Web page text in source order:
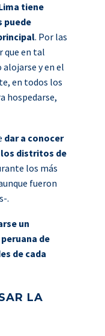
tiene
puede
. Por las
que en tal
y en el
en todos los
hospedarse,
dar a conocer
los distritos de
los más
fueron
.
un
de
de cada
LA